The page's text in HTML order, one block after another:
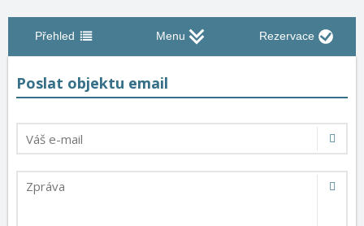
Přehled Menu Rezervace
Poslat objektu email